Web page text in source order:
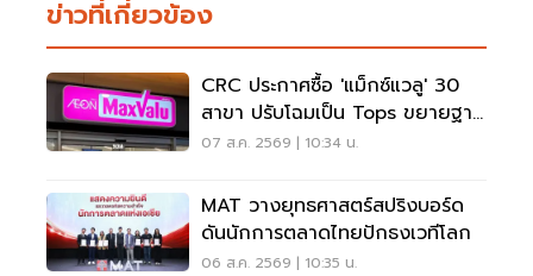
ข่าวที่เกี่ยวข้อง
CRC ประกาศซื้อ 'แม็กซ์แวลู' 30
สาขา ปรับโฉมเป็น Tops ขยายฐาน
ลูกค้าเพิ่ม 9 แสนราย
07 ส.ค. 2569 | 10:34 น.
MAT วางยุทธศาสตร์สปริงบอร์ด
ดันนักการตลาดไทยปักธงเวทีโลก
06 ส.ค. 2569 | 10:35 น.